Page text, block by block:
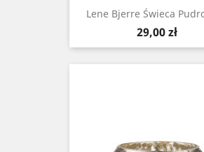
Lene Bjerre Świeca
Cena
29,00 zł